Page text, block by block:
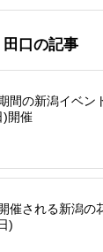
口の記事
間の新潟イベン
)開催
催される新潟の
)